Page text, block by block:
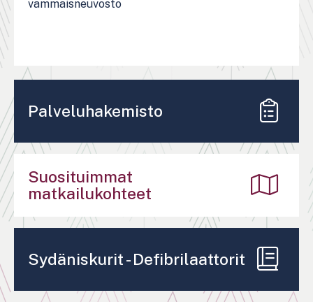
vammaisneuvosto
Palveluhakemisto
Suosituimmat
matkailukohteet
Sydäniskurit - Defibrilaattorit